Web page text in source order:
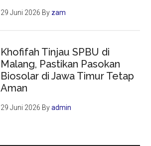
29 Juni 2026 By zam
Khofifah Tinjau SPBU di
Malang, Pastikan Pasokan
Biosolar di Jawa Timur Tetap
Aman
29 Juni 2026 Byadmin